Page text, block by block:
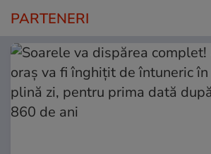
PARTENERI